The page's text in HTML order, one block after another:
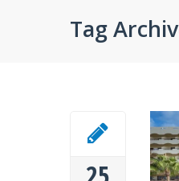
Tag